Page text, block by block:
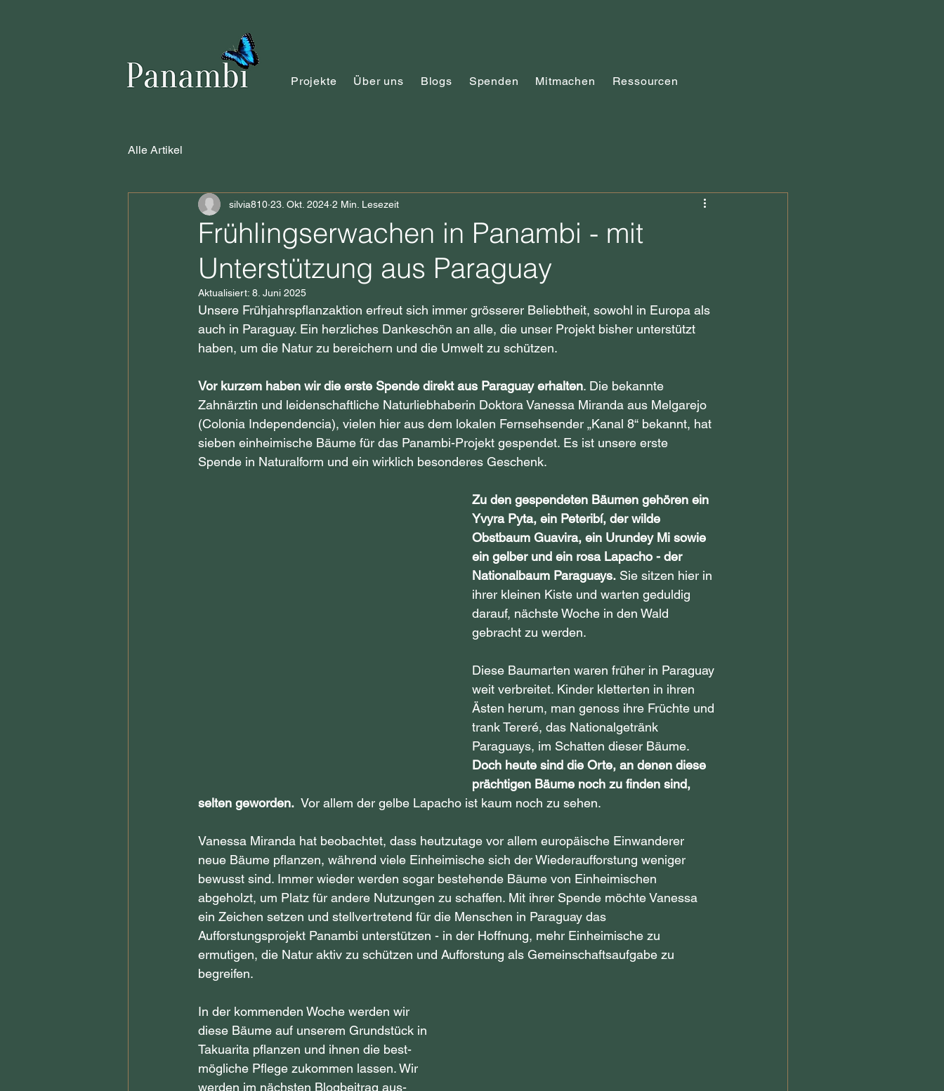
Projekte Über uns Blogs Spenden Mitmachen Ressourcen
Alle Artikel
Frühlingserwachen in Panambi - mit
Unterstützung aus Paraguay
silvia810 23. Okt. 2024 2 Min. Lesezeit
Aktualisiert: 8. Juni 2025
Unsere Frühjahrspflanzaktion erfreut sich immer grösserer Beliebtheit, sowohl in Europa als
auch in Paraguay. Ein herzliches Dankeschön an alle, die unser Projekt bisher unterstützt
haben, um die Natur zu bereichern und die Umwelt zu schützen.
Vor kurzem haben wir die erste Spende direkt aus Paraguay erhalten. Die bekannte
Zahnärztin und leidenschaftliche Naturliebhaberin Doktora Vanessa Miranda aus Melgarejo
(Colonia Independencia), vielen hier aus dem lokalen Fernsehsender „Kanal 8“ bekannt, hat
sieben einheimische Bäume für das Panambi-Projekt gespendet. Es ist unsere erste
Spende in Naturalform und ein wirklich besonderes Geschenk.
Zu den gespendeten Bäumen gehören ein
Yvyra Pyta, ein Peteribí, der wilde
Obstbaum Guavira, ein Urundey Mi sowie
ein gelber und ein rosa Lapacho - der
Nationalbaum Paraguays. Sie sitzen hier in
ihrer kleinen Kiste und warten geduldig
darauf, nächste Woche in den Wald
gebracht zu werden.
Diese Baumarten waren früher in Paraguay
weit verbreitet. Kinder kletterten in ihren
Ästen herum, man genoss ihre Früchte und
trank Tereré, das Nationalgetränk
Paraguays, im Schatten dieser Bäume.
Doch heute sind die Orte, an denen diese
prächtigen Bäume noch zu finden sind,
selten geworden. Vor allem der gelbe Lapacho ist kaum noch zu sehen.
Vanessa Miranda hat beobachtet, dass heutzutage vor allem europäische Einwanderer
neue Bäume pflanzen, während viele Einheimische sich der Wiederaufforstung weniger
bewusst sind. Immer wieder werden sogar bestehende Bäume von Einheimischen
abgeholzt, um Platz für andere Nutzungen zu schaffen. Mit ihrer Spende möchte Vanessa
ein Zeichen setzen und stellvertretend für die Menschen in Paraguay das
Aufforstungsprojekt Panambi unterstützen - in der Hoffnung, mehr Einheimische zu
ermutigen, die Natur aktiv zu schützen und Aufforstung als Gemeinschaftsaufgabe zu
begreifen.
In der kommenden Woche werden wir
diese Bäume auf unserem Grundstück in
Takuarita pflanzen und ihnen die best-
mögliche Pflege zukommen lassen. Wir
werden im nächsten Blogbeitrag aus-